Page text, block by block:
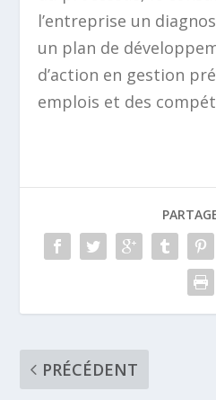
l’entreprise un
un plan de
d’action en gestion
emplois et des
PRÉCÉDENT